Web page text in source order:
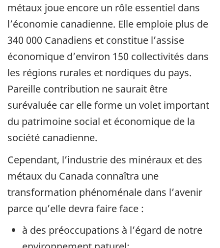
métaux joue encore un rôle essentiel dans
l’économie canadienne. Elle emploie plus de
340 000 Canadiens et constitue l’assise
économique d’environ 150 collectivités dans
les régions rurales et nordiques du pays.
Pareille contribution ne saurait être
surévaluée car elle forme un volet important
du patrimoine social et économique de la
société canadienne.
Cependant, l’industrie des minéraux et des
métaux du Canada connaîtra une
transformation phénoménale dans l’avenir
parce qu’elle devra faire face :
à des préoccupations à l’égard de notre